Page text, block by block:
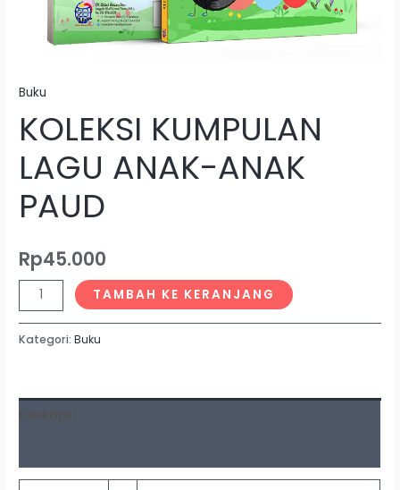
Buku
KOLEKSI KUMPULAN
LAGU ANAK-ANAK
PAUD
Rp45.000
TAMBAH KE KERANJANG
Kategori:Buku
Deskripsi